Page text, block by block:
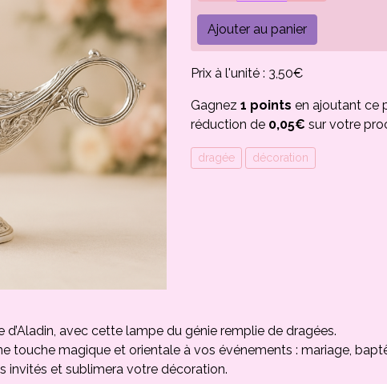
Ajouter au panier
Prix à l'unité : 3,50€
Gagnez 1 points en ajoutant ce
réduction de 0,05€ sur votre
dragée décoration
d’Aladin, avec cette lampe du génie remplie de dragées.
touche magique et orientale à vos événements : mariage,
invités et sublimera votre décoration.